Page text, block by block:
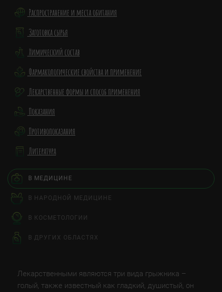
Распространение и места обитания
Заготовка сырья
Химический состав
Фармакологические свойства и применение
Лекарственные формы и способ применения
Показания
Противопоказания
Литература
В МЕДИЦИНЕ
В НАРОДНОЙ МЕДИЦИНЕ
В КОСМЕТОЛОГИИ
В ДРУГИХ ОБЛАСТЯХ
Лекарственными являются три вида грыжника –
голый, также известный как гладкий, душистый, он